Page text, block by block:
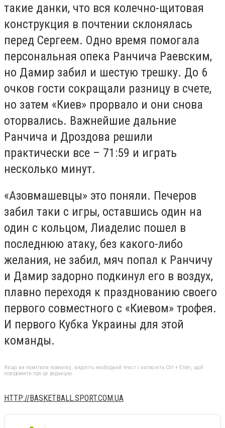
такие данки, что вся колечно-щитовая
конструкция в почтении склонялась
перед Сергеем. Одно время помогала
персональная опека Ранчича Раевским,
но Дамир забил и шестую трешку. До 6
очков гости сокращали разницу в счете,
но затем «Киев» прорвало и они снова
оторвались. Важнейшие дальние
Ранчича и Дроздова решили
практически все – 71:59 и играть
несколько минут.
«Азовмашевцы» это поняли. Печеров
забил таки с игры, оставшись один на
один с кольцом, Лиаделис пошел в
последнюю атаку, без какого-либо
желания, не забил, мяч попал к Ранчичу
и Дамир задорно подкинул его в воздух,
плавно переходя к празднованию своего
первого совместного с «Киевом» трофея.
И первого Кубка Украины для этой
команды.
Якщо ви помітили помилку, виділіть необхідний текст і натисніть Ctrl + Enter, щоб
повідомити про це редакцію
HTTP://BASKETBALL.SPORT.COM.UA